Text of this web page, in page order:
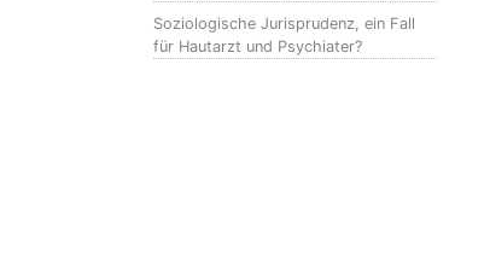
Soziologische Jurisprudenz, ein Fall
für Hautarzt und Psychiater?